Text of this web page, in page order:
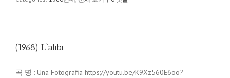
(1968) L`alibi
곡 명 : Una Fotografia https://youtu.be/K9Xz560E6oo?